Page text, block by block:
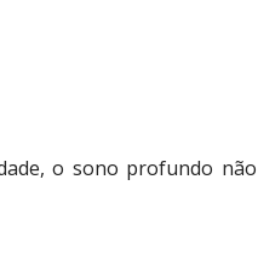
o sono profundo não